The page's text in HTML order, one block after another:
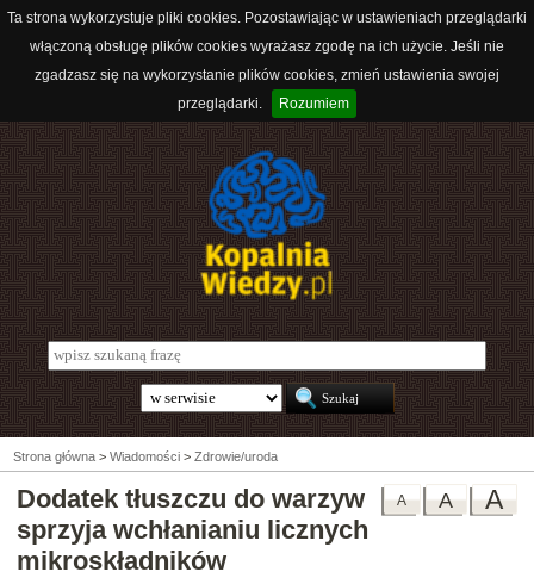
Ta strona wykorzystuje pliki cookies. Pozostawiając w ustawieniach przeglądarki
włączoną obsługę plików cookies wyrażasz zgodę na ich użycie. Jeśli nie
zgadzasz się na wykorzystanie plików cookies, zmień ustawienia swojej
przeglądarki.
Rozumiem
Strona główna > Wiadomości > Zdrowie/uroda
A
A
A
Dodatek tłuszczu do warzyw
sprzyja wchłanianiu licznych
mikroskładników